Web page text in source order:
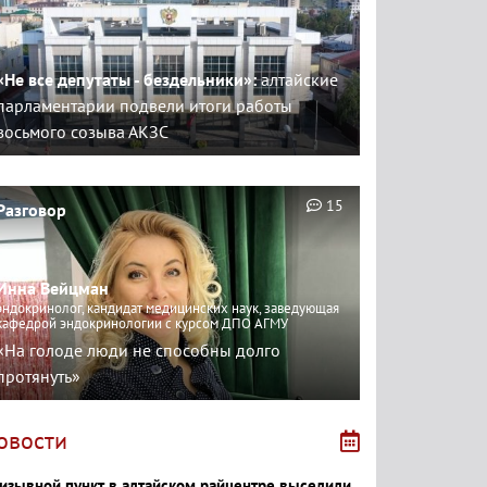
все депутаты - бездельники»:алтайские
подвели итоги работы
созыва АКЗС
Вейцман
кандидат медицинских наук, заведующая
эндокринологии с курсом ДПО АГМУ
голоде люди не способны долго
15